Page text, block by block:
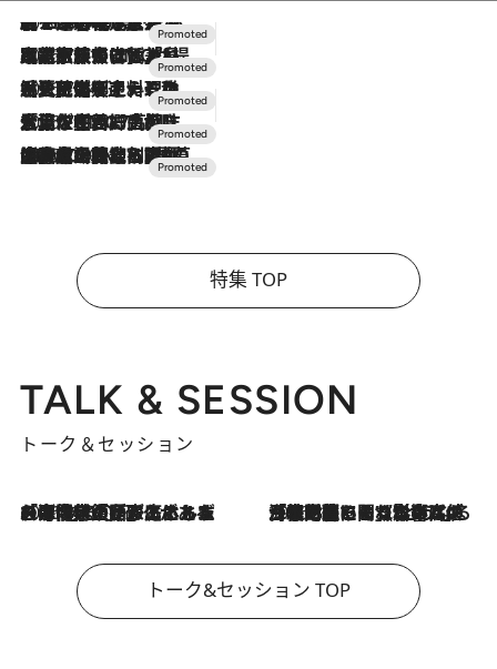
2026.8.7
【トンボの足水浴】ヒノキの香りに包まれて涼感マックス！約13℃の湧水かけ流しを避暑地「星野温泉 トンボの湯」で体験
2026.7.31
【ホテル帰省】という選択肢をOMOが提案。家族とほどよい距離を保つには「昼は実家、夜は気兼ねなくホテルで！」
2026.7.24
【夏限定ディナーコース】旬を迎える稚鮎や花ズッキーニなどをイタリア・トスカーナの郷土料理の手法で満喫！
2026.7.17
「土佐和ハーブかき氷」がOMO7高知に登場！生姜、山椒、大葉など目にも舌にも涼を呼ぶ郷土の味
2026.7.10
NEW OPEN！【界 草津】名湯の地に誕生。趣の異なる2種の温泉と上州ならではの会席・蕎麦割烹など美食を味わう究極の癒やし旅
特集 TOP
TALK & SESSION
トーク＆セッション
2026.8.3
「今後値上げがあるとすれば…」「リスクがあるのは今年の冬」エネルギー専門家が語る、ホルムズ海峡封鎖が家庭にもたらす“ある心配” 2026.8.3
「住宅建てられない…」「サーチャージ料の高値が続いている」ホルムズ海峡封鎖による影響はいつまで続く？《エネルギー専門家に聞く“どうなる日本の暮らし”》
トーク&セッション TOP